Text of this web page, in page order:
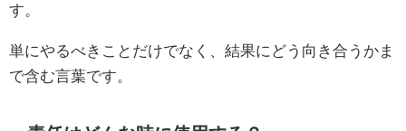
す。
単にやるべきことだけでなく、結果にどう向き合うかま
で含む言葉です。